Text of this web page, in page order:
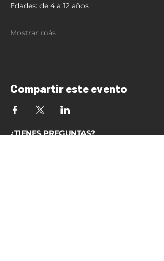
Edades: de 4 a 12 años
Mostrar más
Compartir este evento
¿TIENES PREGUNTAS?